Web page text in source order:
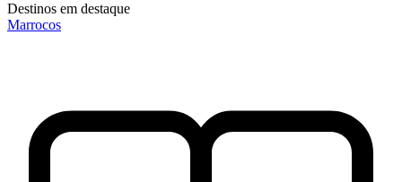
Destinos em destaque
Marrocos